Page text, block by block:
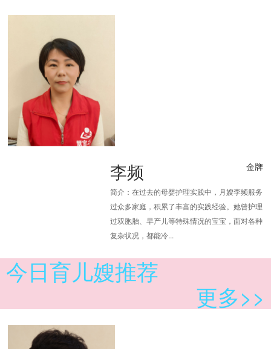
李频 金牌
简介：在过去的母婴护理实践中，月嫂李频服务
过众多家庭，积累了丰富的实践经验。她曾护理
过双胞胎、早产儿等特殊情况的宝宝，面对各种
复杂状况，都能冷...
今日育儿嫂推荐
更多>>